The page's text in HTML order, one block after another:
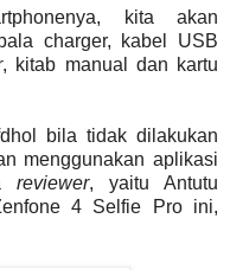
kita akan
charger, kabel USB
, kitab manual dan kartu
bila tidak dilakukan
menggunakan aplikasi
reviewer, yaitu Antutu
4 Selfie Pro ini,